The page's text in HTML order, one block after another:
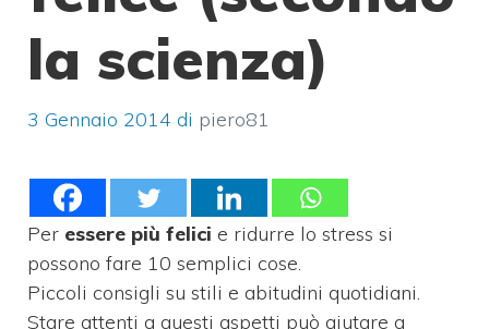
la scienza)
3 Gennaio 2014 di piero81
Per essere più felici e ridurre lo stress si
possono fare 10 semplici cose.
Piccoli consigli su stili e abitudini quotidiani.
Stare attenti a questi aspetti può aiutare a